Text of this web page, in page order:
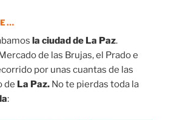
la ciudad de La Paz.
de las Brujas, el Prado e
por unas cuantas de las
de La Paz. No te pierdas toda la
: